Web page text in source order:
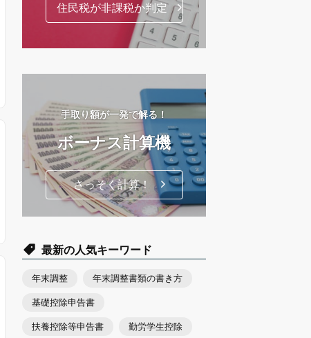
住民税が非課税か判定
手取り額が一発で解る！
ボーナス計算機
さっそく計算！
最新の人気キーワード
年末調整 年末調整書類の書き方
基礎控除申告書
扶養控除等申告書 勤労学生控除